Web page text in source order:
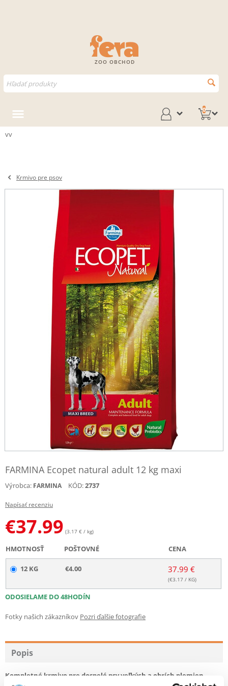
ZOO OBCHOD
0
vv
Krmivo pre psov
FARMINA Ecopet natural adult 12 kg maxi
Výrobca: FARMINA KÓD:2737
Napísať recenziu
€37.99 (3.17 € / kg)
HMOTNOSŤ POŠTOVNÉ CENA
12 KG €4.00 37.99 €
(€3.17 / KG)
ODOSIELAME DO 48HODÍN
Fotky našich zákazníkov Pozri ďalšie fotografie
Popis
Kompletné krmivo pre dospelé psy veľkých a obrích plemien.